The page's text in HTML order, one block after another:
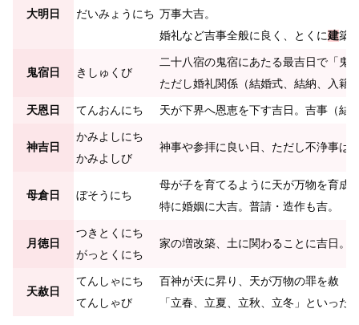
大明日 だいみょうにち 万事大吉。
婚礼など吉事全般に良く、とくに建築
鬼宿日 きしゅくび
二十八宿の鬼宿にあたる最吉日で「鬼
ただし婚礼関係（結婚式、結納、入籍
天恩日 てんおんにち 天が下界へ恩恵を下す吉日。吉事（結
神吉日
かみよしにち
かみよしび
神事や参拝に良い日、ただし不浄事は
母倉日 ぼそうにち
母が子を育てるように天が万物を育成
特に婚姻に大吉。普請・造作も吉。
月徳日
つきとくにち
がっとくにち
家の増改築、土に関わることに吉日。
天赦日
てんしゃにち
てんしゃび
百神が天に昇り、天が万物の罪を赦（
「立春、立夏、立秋、立冬」といっ